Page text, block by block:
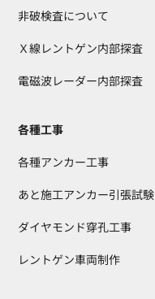
非破検査について
Ｘ線レントゲン内部探査
電磁波レーダー内部探査
各種工事
各種アンカー工事
あと施工アンカー引張試験
ダイヤモンド穿孔工事
レントゲン車両制作